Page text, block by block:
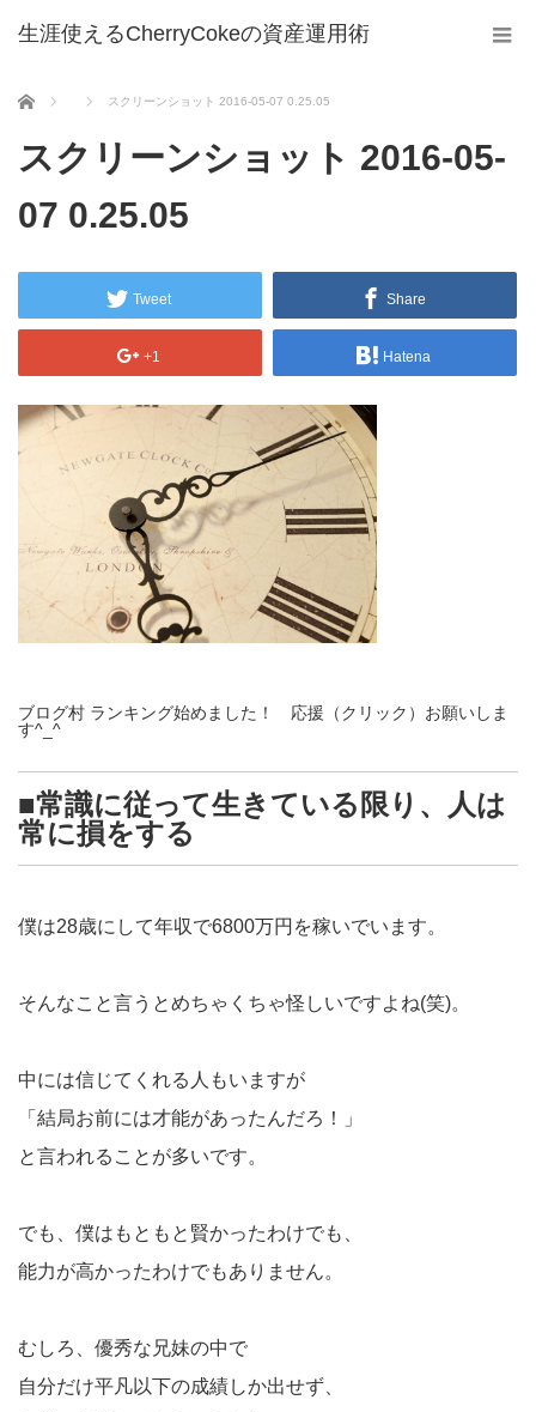
生涯使えるCherryCokeの資産運用術
ホーム スクリーンショット 2016-05-07 0.25.05
スクリーンショット 2016-05-
07 0.25.05
Tweet Share
+1 Hatena
ブログ村 ランキング始めました！ 応援（クリック）お願いしま
す^_^
■常識に従って生きている限り、人は
常に損をする
僕は28歳にして年収で6800万円を稼いでいます。
そんなこと言うとめちゃくちゃ怪しいですよね(笑)。
中には信じてくれる人もいますが
「結局お前には才能があったんだろ！」
と言われることが多いです。
でも、僕はもともと賢かったわけでも、
能力が高かったわけでもありません。
むしろ、優秀な兄妹の中で
自分だけ平凡以下の成績しか出せず、